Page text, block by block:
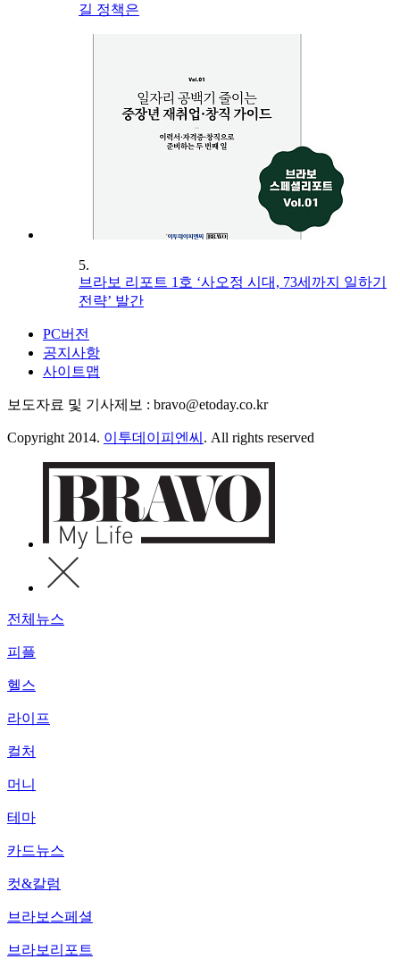
길 정책은
5.
브라보 리포트 1호 ‘사오정 시대, 73세까지 일하기
전략’ 발간
PC버전
공지사항
사이트맵
보도자료 및 기사제보 : bravo@etoday.co.kr
Copyright 2014. 이투데이피엔씨 . All rights reserved
전체뉴스
피플
헬스
라이프
컬처
머니
테마
카드뉴스
컷&칼럼
브라보스페셜
브라보리포트